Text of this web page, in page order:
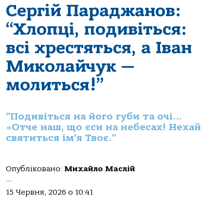
Сергій Параджанов:
“Хлопці, подивіться:
всі хрестяться, а Іван
Миколайчук —
молиться!”
"Подивіться на його губи та очі…
«Отче наш, що єси на небесах! Нехай
святиться ім’я Твоє."
Опубліковано: Михайло Маслій
—
15 Червня, 2026 о 10:41